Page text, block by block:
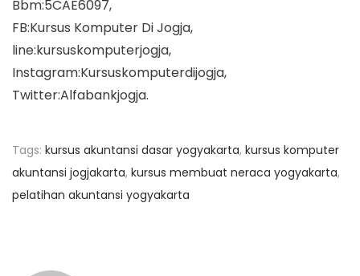
Bbm:5CAE6097,
FB:Kursus Komputer Di Jogja,
line:kursuskomputerjogja,
Instagram:Kursuskomputerdijogja,
Twitter:Alfabankjogja.
Tags: kursus akuntansi dasar yogyakarta, kursus komputer
akuntansi jogjakarta, kursus membuat neraca yogyakarta,
pelatihan akuntansi yogyakarta